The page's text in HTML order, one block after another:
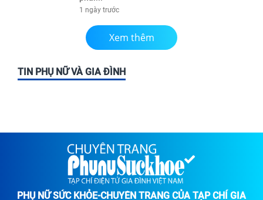
1 ngày trước
Xem thêm
TIN PHỤ NỮ VÀ GIA ĐÌNH
PHỤ NỮ SỨC KHỎE-CHUYÊN TRANG CỦA TẠP CHÍ GIA